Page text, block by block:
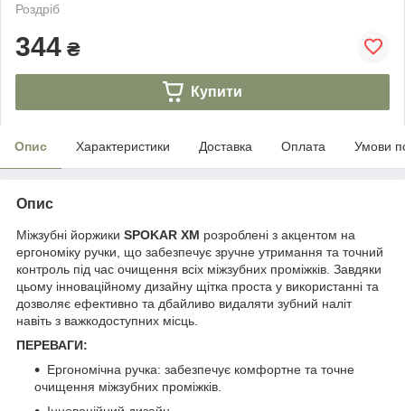
Роздріб
344 ₴
Купити
Опис Характеристики Доставка Оплата Умови
Опис
Міжзубні йоржики SPOKAR XM розроблені з акцентом на
ергономіку ручки, що забезпечує зручне утримання та точний
контроль під час очищення всіх міжзубних проміжків. Завдяки
цьому інноваційному дизайну щітка проста у використанні та
дозволяє ефективно та дбайливо видаляти зубний наліт
навіть з важкодоступних місць.
ПЕРЕВАГИ:
Ергономічна ручка: забезпечує комфортне та точне
очищення міжзубних проміжків.